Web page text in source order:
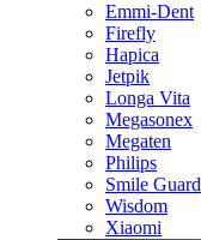
Emmi-Dent
Firefly
Hapica
Jetpik
Longa Vita
Megasonex
Megaten
Philips
Smile Guard
Wisdom
Xiaomi